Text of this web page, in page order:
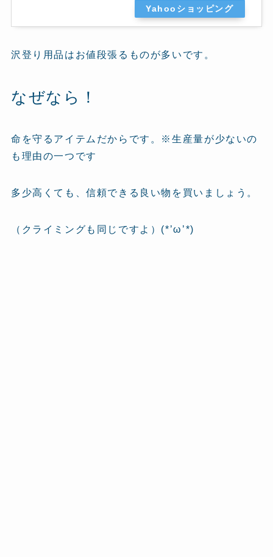
Yahooショッピング
沢登り用品はお値段張るものが多いです。
なぜなら！
命を守るアイテムだからです。※生産量が少ないの
も理由の一つです
多少高くても、信頼できる良い物を買いましょう。
（クライミングも同じですよ）(*’ω’*)